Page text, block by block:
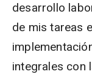
desarrollo
de mis tareas
integrales con